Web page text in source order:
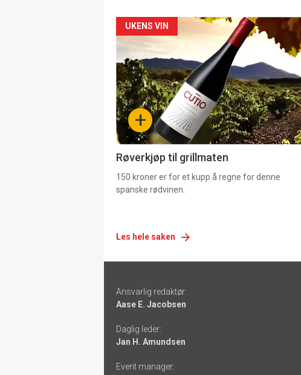
Forsiden
akkurat
nå
-
4 +
UKENS VIN
Røverkjøp til grillmaten
150 kroner er for et kupp å regne for denne
spanske rødvinen.
Les hele saken
-
links
Ansvarlig redaktør:
Aase E. Jacobsen
Daglig leder:
Jan H. Amundsen
Event manager: